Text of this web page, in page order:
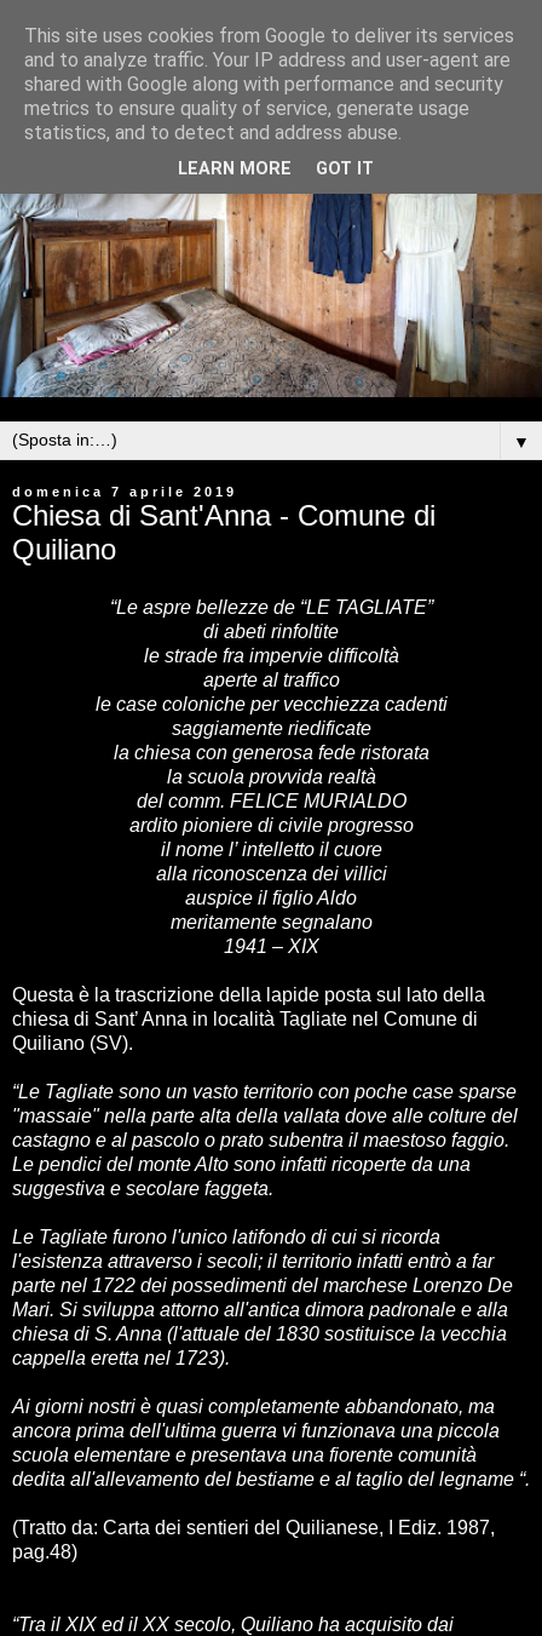
▼
domenica 7 aprile 2019
Chiesa di Sant'Anna - Comune di
Quiliano
“Le aspre bellezze de “LE TAGLIATE”
di abeti rinfoltite
le strade fra impervie difficoltà
aperte al traffico
le case coloniche per vecchiezza cadenti
saggiamente riedificate
la chiesa con generosa fede ristorata
la scuola provvida realtà
del comm. FELICE MURIALDO
ardito pioniere di civile progresso
il nome l’ intelletto il cuore
alla riconoscenza dei villici
auspice il figlio Aldo
meritamente segnalano
1941 – XIX
Questa è la trascrizione della lapide posta sul lato della
chiesa di Sant’ Anna in località Tagliate nel Comune di
Quiliano (SV).
“Le Tagliate sono un vasto territorio con poche case sparse
"massaie" nella parte alta della vallata dove alle colture del
castagno e al pascolo o prato subentra il maestoso faggio.
Le pendici del monte Alto sono infatti ricoperte da una
suggestiva e secolare faggeta.
Le Tagliate furono l'unico latifondo di cui si ricorda
l'esistenza attraverso i secoli; il territorio infatti entrò a far
parte nel 1722 dei possedimenti del marchese Lorenzo De
Mari. Si sviluppa attorno all'antica dimora padronale e alla
chiesa di S. Anna (l'attuale del 1830 sostituisce la vecchia
cappella eretta nel 1723).
Ai giorni nostri è quasi completamente abbandonato, ma
ancora prima dell'ultima guerra vi funzionava una piccola
scuola elementare e presentava una fiorente comunità
dedita all'allevamento del bestiame e al taglio del legname “.
(Tratto da: Carta dei sentieri del Quilianese, I Ediz. 1987,
pag.48)
“Tra il XIX ed il XX secolo, Quiliano ha acquisito dai
This site uses cookies from Google to deliver its services
and to analyze traffic. Your IP address and user-agent are
shared with Google along with performance and security
metrics to ensure quality of service, generate usage
statistics, and to detect and address abuse.
LEARN MORE GOT IT